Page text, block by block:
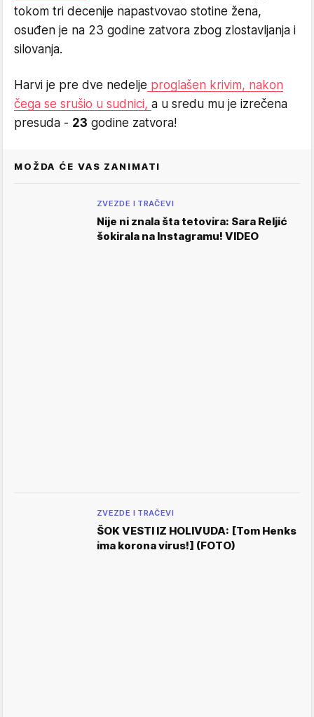
tokom tri decenije napastvovao stotine žena,
osuđen je na 23 godine zatvora zbog zlostavljanja i
silovanja.
Harvi je pre dve nedelje proglašen krivim, nakon
čega se srušio u sudnici, a u sredu mu je izrečena
presuda - 23 godine zatvora!
MOŽDA ĆE VAS ZANIMATI
ZVEZDE I TRAČEVI
Nije ni znala šta tetovira: Sara Reljić
šokirala na Instagramu! VIDEO
ZVEZDE I TRAČEVI
ŠOK VESTI IZ HOLIVUDA: [Tom Henks
ima korona virus!] (FOTO)